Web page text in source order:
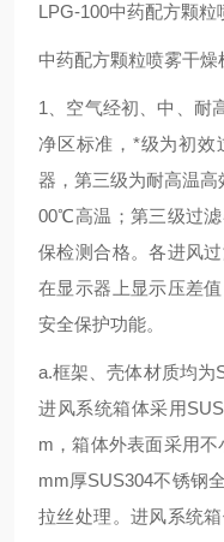
LPG-100中药配方颗
中药配方颗粒喷雾干燥
1、空气经初、中、耐
净区标准，*级为初效
器，第三级为耐高温
00℃高温；第三级过
保检测合格。各进风
在显示器上显示压差
安全保护功能。
a.框架、壳体材质均为
进风系统箱体采用
m，箱体外表面采用
mm厚SUS304不锈钢
拉丝处理。进风系统